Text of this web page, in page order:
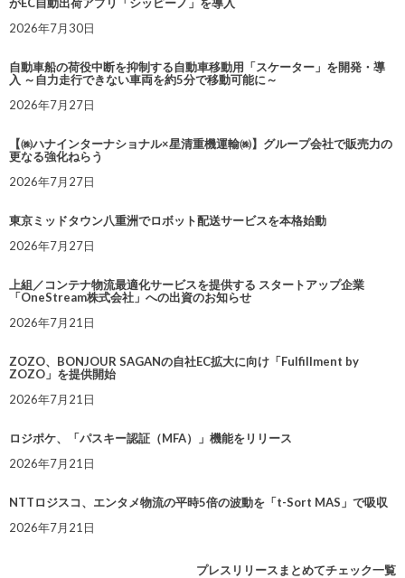
2026年7月30日
自動車船の荷役中断を抑制する自動車移動用「スケーター」を開発・導
入 ～自力走行できない車両を約5分で移動可能に～
2026年7月27日
【㈱ハナインターナショナル×星清重機運輸㈱】グループ会社で販売力の
更なる強化ねらう
2026年7月27日
東京ミッドタウン八重洲でロボット配送サービスを本格始動
2026年7月27日
上組／コンテナ物流最適化サービスを提供する スタートアップ企業
「OneStream株式会社」への出資のお知らせ
2026年7月21日
ZOZO、BONJOUR SAGANの自社EC拡大に向け「Fulfillment by
ZOZO」を提供開始
2026年7月21日
ロジポケ、「パスキー認証（MFA）」機能をリリース
2026年7月21日
NTTロジスコ、エンタメ物流の平時5倍の波動を「t-Sort MAS」で吸収
2026年7月21日
プレスリリースまとめてチェック一覧